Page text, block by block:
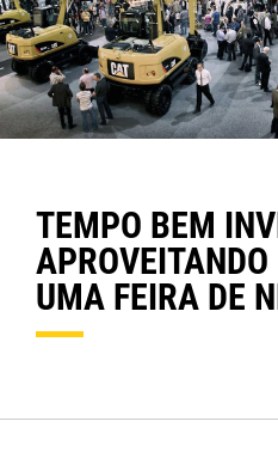
TEMPO BEM
UMA FEIRA DE